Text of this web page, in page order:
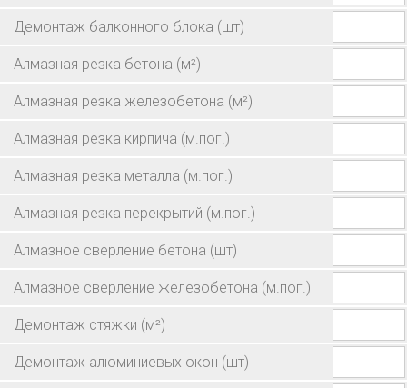
Демонтаж балконного блока (шт)
Алмазная резка бетона (м²)
Алмазная резка железобетона (м²)
Алмазная резка кирпича (м.пог.)
Алмазная резка металла (м.пог.)
Алмазная резка перекрытий (м.пог.)
Алмазное сверление бетона (шт)
Алмазное сверление железобетона (м.пог.)
Демонтаж cтяжки (м²)
Демонтаж алюминиевых окон (шт)